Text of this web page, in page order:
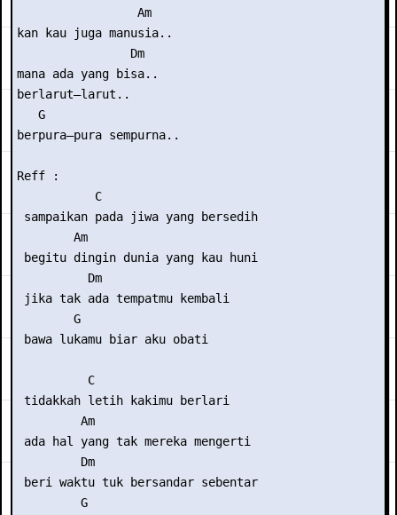
                 Am
kan kau juga manusia..
                Dm
mana ada yang bisa..
berlarut–larut..
   G
berpura–pura sempurna..
Reff :
           C
sampaikan pada jiwa yang bersedih
        Am
begitu dingin dunia yang kau huni
          Dm
jika tak ada tempatmu kembali
        G
bawa lukamu biar aku obati
          C
tidakkah letih kakimu berlari
         Am
ada hal yang tak mereka mengerti
         Dm
beri waktu tuk bersandar sebentar
         G